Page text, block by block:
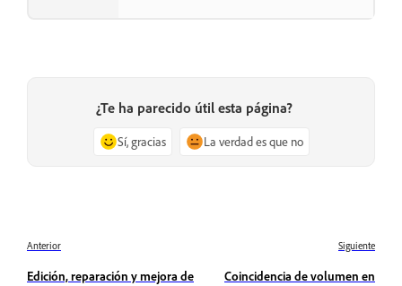
¿Te ha parecido útil esta página?
Sí, gracias La verdad es que no
Anterior
Edición, reparación y mejora de
Siguiente
Coincidencia de volumen en